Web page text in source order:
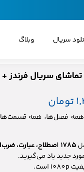
سریال وبلاگ
سریال فرندز
همه فصل‌ها، همه قسمت‌ها
1785 اصطلاح، عبارت، ضرب‌المثل و لغت